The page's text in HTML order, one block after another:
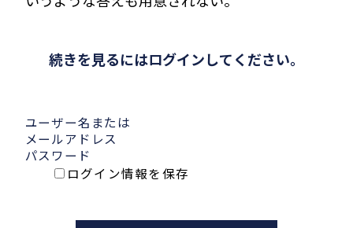
続きを見るにはログインしてください。
ユーザー名または
メールアドレス
パスワード
ログイン情報を保存